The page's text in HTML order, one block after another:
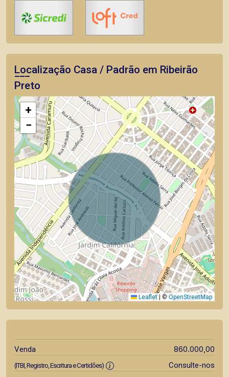
Localização Casa / Padrão em Ribeirão
Preto
+
−
Leaflet ©OpenStreetMap
Venda 860.000,00
(ITBI, Registro, Escritura e Certidões)
Consulte-nos